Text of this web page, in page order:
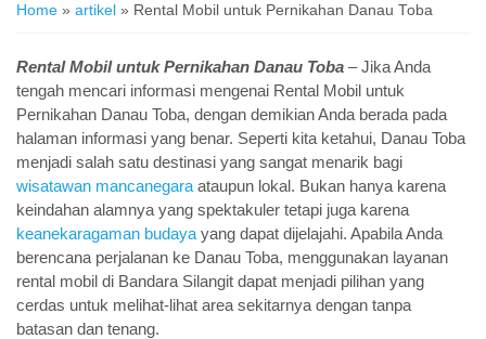
Home » artikel » Rental Mobil untuk Pernikahan Danau Toba
Rental Mobil untuk Pernikahan Danau Toba – Jika Anda
tengah mencari informasi mengenai Rental Mobil untuk
Pernikahan Danau Toba, dengan demikian Anda berada pada
halaman informasi yang benar. Seperti kita ketahui, Danau Toba
menjadi salah satu destinasi yang sangat menarik bagi
wisatawan mancanegara ataupun lokal. Bukan hanya karena
keindahan alamnya yang spektakuler tetapi juga karena
keanekaragaman budaya yang dapat dijelajahi. Apabila Anda
berencana perjalanan ke Danau Toba, menggunakan layanan
rental mobil di Bandara Silangit dapat menjadi pilihan yang
cerdas untuk melihat-lihat area sekitarnya dengan tanpa
batasan dan tenang.